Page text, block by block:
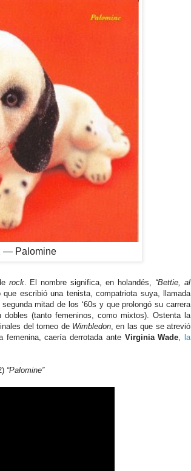
— Palomine
rock. El nombre significa, en holandés, “Bettie, al
escribió una tenista, compatriota suya, llamada
mitad de los ‘60s y que prolongó su carrera
dobles (tanto femeninos, como mixtos). Ostenta la
del torneo de Wimbledon, en las que se atrevió
femenina, caería derrotada ante Virginia Wade ,la
“Palomine”